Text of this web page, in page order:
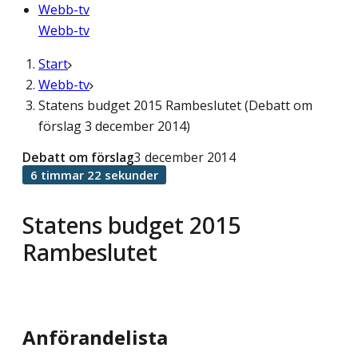
Webb-tv
Webb-tv
Start
Webb-tv
Statens budget 2015 Rambeslutet (Debatt om
förslag 3 december 2014)
Statens budget 2015
Rambeslutet
Debatt om förslag3 december 2014
6 timmar 22 sekunder
Anförandelista